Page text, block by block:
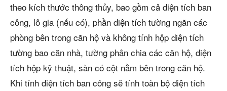
theo kích thước thông thủy, bao gồm cả diện tích ban
công, lô gia (nếu có), phần diện tích tường ngăn các
phòng bên trong căn hộ và không tính hộp diện tích
tường bao căn nhà, tường phân chia các căn hộ, diện
tích hộp kỹ thuật, sàn có cột nằm bên trong căn hộ.
Khi tính diện tích ban công sẽ tính toàn bộ diện tích